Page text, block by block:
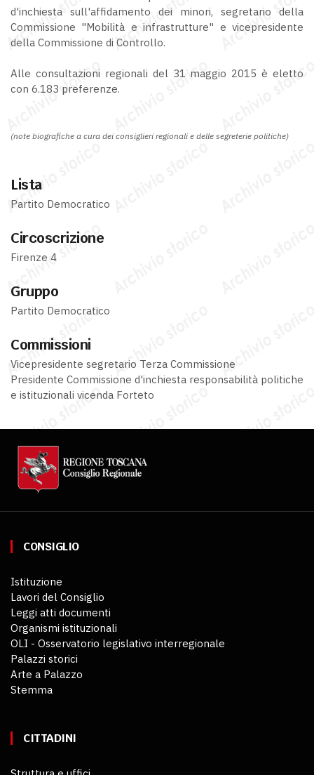
d'inchiesta sull'affidamento dei minori, segretario della
Commissione "Mobilità e infrastrutture" e vicepresidente
della Commissione di Controllo.
Alle consultazioni regionali del 31 maggio 2015 è eletto
con 6.183 preferenze.
(note biografiche a cura dei consiglieri regionali e delle segreterie politiche)
Lista
Partito Democratico
Circoscrizione
Firenze 4
Gruppo
Partito Democratico
Commissioni
Vicepresidente segretario Terza Commissione
Presidente Commissione d'inchiesta responsabilità politiche
e istituzionali vicenda Forteto
CONSIGLIO
Istituzione
Lavori del Consiglio
Leggi atti documenti
Organismi istituzionali
OLI - Osservatorio legislativo interregionale
Palazzi storici
Arte a Palazzo
Stemma
CITTADINI